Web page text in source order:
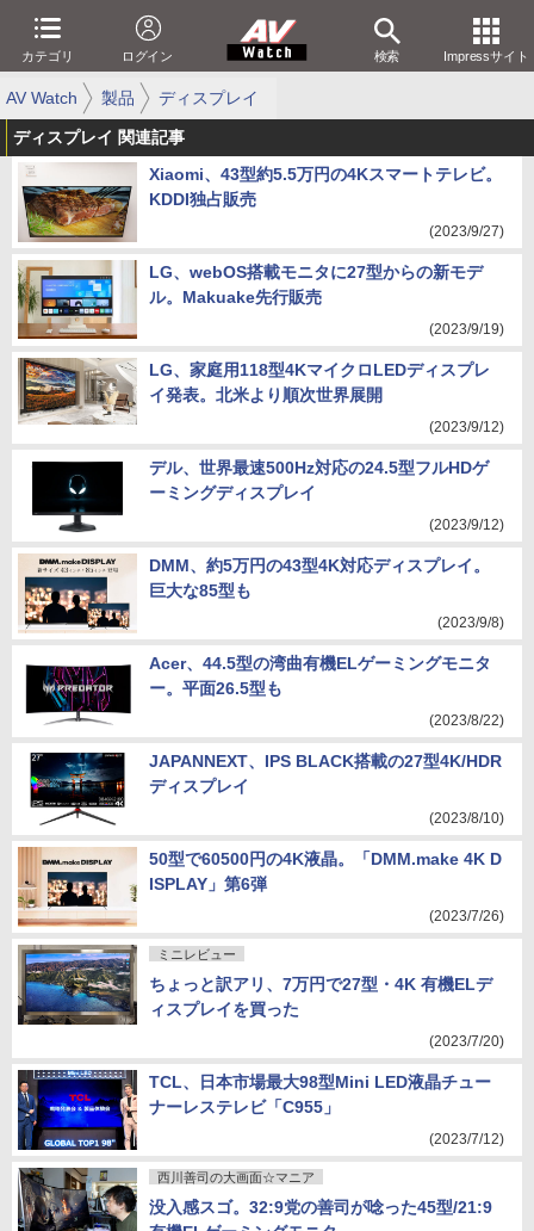
カテゴリ ログイン 検索 Impressサイト
AV Watch 製品 ディスプレイ
ディスプレイ 関連記事
Xiaomi、43型約5.5万円の4Kスマートテレビ。
KDDI独占販売
(2023/9/27)
LG、webOS搭載モニタに27型からの新モデ
ル。Makuake先行販売
(2023/9/19)
LG、家庭用118型4KマイクロLEDディスプレ
イ発表。北米より順次世界展開
(2023/9/12)
デル、世界最速500Hz対応の24.5型フルHDゲ
ーミングディスプレイ
(2023/9/12)
DMM、約5万円の43型4K対応ディスプレイ。
巨大な85型も
(2023/9/8)
Acer、44.5型の湾曲有機ELゲーミングモニタ
ー。平面26.5型も
(2023/8/22)
JAPANNEXT、IPS BLACK搭載の27型4K/HDR
ディスプレイ
(2023/8/10)
50型で60500円の4K液晶。「DMM.make 4K D
ISPLAY」第6弾
(2023/7/26)
ミニレビュー
ちょっと訳アリ、7万円で27型・4K 有機ELデ
ィスプレイを買った
(2023/7/20)
TCL、日本市場最大98型Mini LED液晶チュー
ナーレステレビ「C955」
(2023/7/12)
西川善司の大画面☆マニア
没入感スゴ。32:9党の善司が唸った45型/21:9